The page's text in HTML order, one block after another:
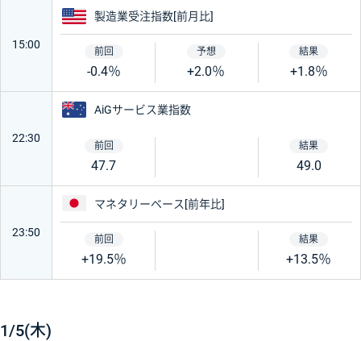
15:00
アメリカ
製造業受注指数[前月比]
-0.4％ +2.0％ +1.8％
22:30
オーストラリア
AiGサービス業指数
47.7 49.0
23:50
日本
マネタリーベース[前年比]
+19.5％ +13.5％
1/5(木)